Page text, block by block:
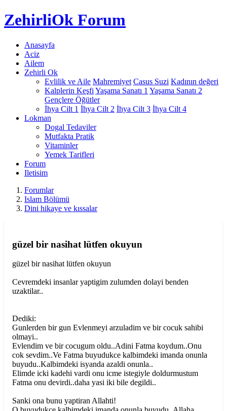
ZehirliOk Forum
Anasayfa
Aciz
Ailem
Zehirli Ok
Evlilik ve Aile Mahremiyet Casus Suzi Kadının değeri
Kalplerin Keşfi Yaşama Sanatı 1 Yaşama Sanatı 2
Gençlere Öğütler
İhya Cilt 1 İhya Cilt 2 İhya Cilt 3 İhya Cilt 4
Lokman
Dogal Tedaviler
Mutfakta Pratik
Vitaminler
Yemek Tarifleri
Forum
Iletisim
Forumlar
Islam Bölümü
Dini hikaye ve kıssalar
güzel bir nasihat lütfen okuyun
güzel bir nasihat lütfen okuyun
Cevremdeki insanlar yaptigim zulumden dolayi benden
uzaktilar..
Dediki:
Gunlerden bir gun Evlenmeyi arzuladim ve bir cocuk sahibi
olmayi..
Evlendim ve bir cocugum oldu..Adini Fatma koydum..Onu
cok sevdim..Ve Fatma buyudukce kalbimdeki imanda onunla
buyudu..Kalbimdeki isyanda azaldi onunla..
Elimde icki kadehi vardi onu icme istegiyle doldurmustum
Fatma onu devirdi..daha yasi iki bile degildi..
Sanki ona bunu yaptiran Allahti!